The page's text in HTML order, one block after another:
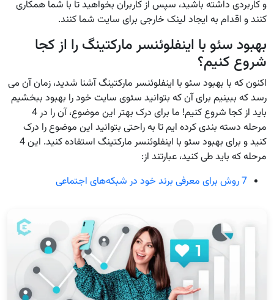
و کاربردی داشته باشید، سپس از کاربران بخواهید تا با شما همکاری
کنند و اقدام به ایجاد لینک خارجی برای سایت شما کنند.
بهبود سئو با اینفلوئنسر مارکتینگ را از کجا
شروع کنیم؟
اکنون که با بهبود سئو با اینفلوئنسر مارکتینگ آشنا شدید، زمان آن می
رسد که ببینیم برای آن که بتوانید سئوی سایت خود را بهبود ببخشیم
باید از کجا شروع کنیم! ما برای درک بهتر این موضوع، آن را در 4
مرحله دسته بندی کرده ایم تا به راحتی بتوانید این موضوع را درک
کنید و برای بهبود سئو با اینفلوئنسر مارکتینگ استفاده کنید. این 4
مرحله که باید طی کنید، عبارتند از:
7 روش برای معرفی برند خود در شبکه‌های اجتماعی